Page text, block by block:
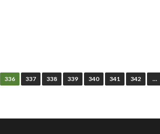
336 337 338 339 340 341 342 …